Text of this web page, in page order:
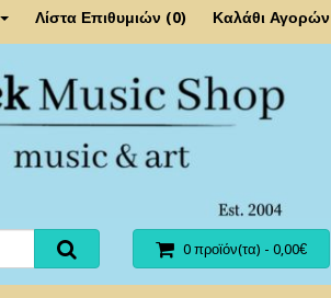
Λίστα Επιθυμιών (0) Καλάθι Αγορών
0 προϊόν(τα) - 0,00€